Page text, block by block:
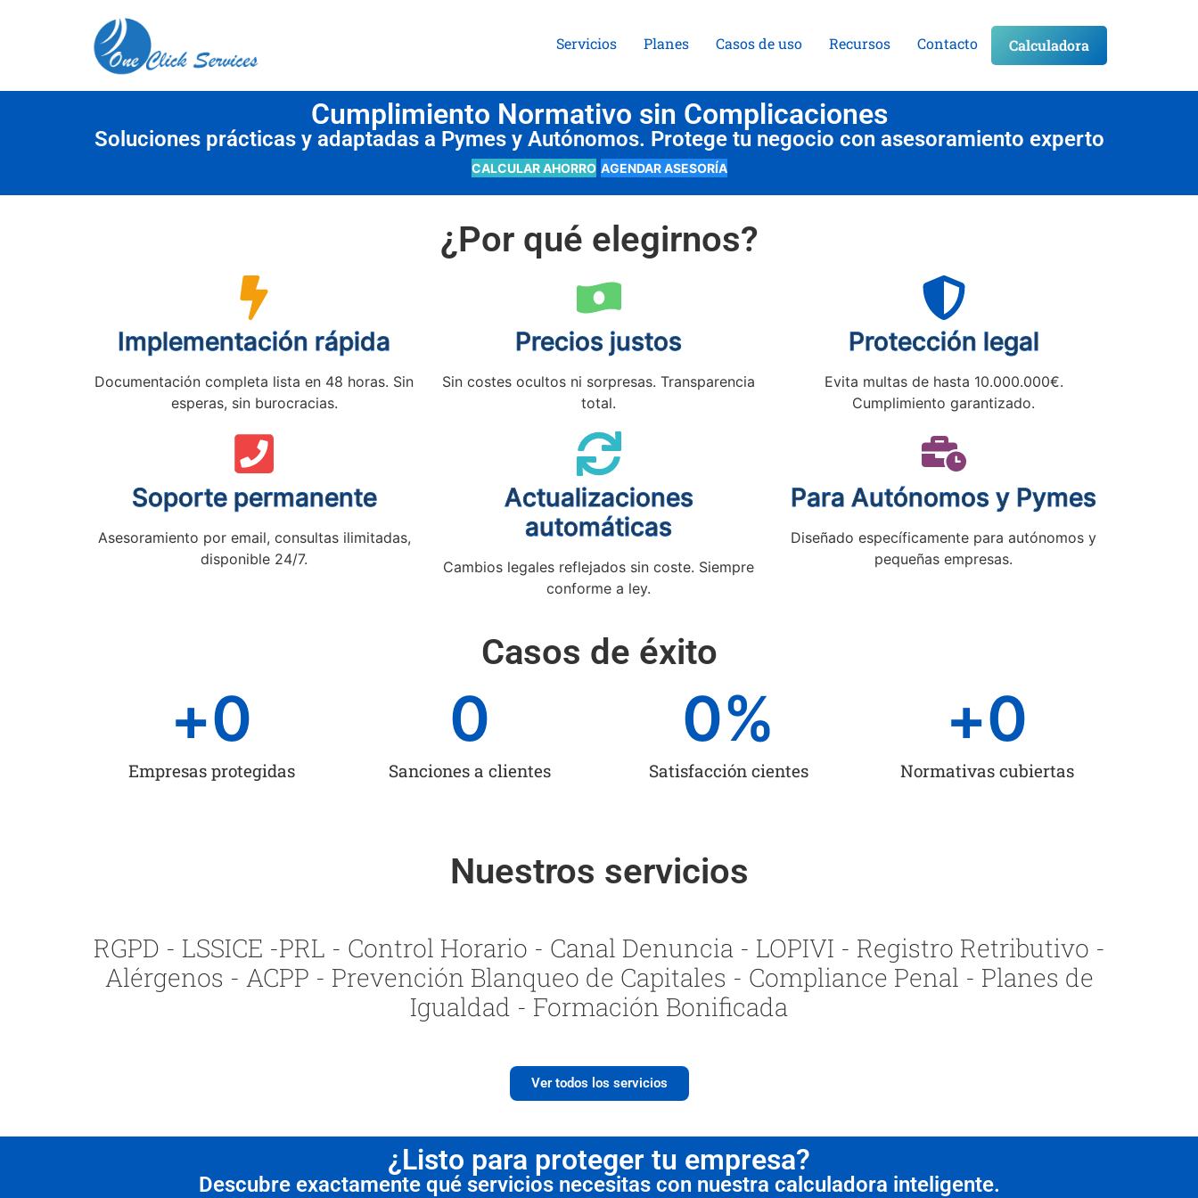
Servicios Planes Casos de uso Recursos Contacto Calculadora
Cumplimiento Normativo sin Complicaciones
Soluciones prácticas y adaptadas a Pymes y Autónomos. Protege tu negocio con asesoramiento experto
CALCULAR AHORRO AGENDAR ASESORÍA
¿Por qué elegirnos?
Implementación rápida
Documentación completa lista en 48 horas. Sin
esperas, sin burocracias.
Precios justos
Sin costes ocultos ni sorpresas. Transparencia
total.
Protección legal
Evita multas de hasta 10.000.000€.
Cumplimiento garantizado.
Soporte permanente
Asesoramiento por email, consultas ilimitadas,
disponible 24/7.
Actualizaciones
automáticas
Cambios legales reflejados sin coste. Siempre
conforme a ley.
Para Autónomos y Pymes
Diseñado específicamente para autónomos y
pequeñas empresas.
Casos de éxito
Empresas protegidas
+0
Sanciones a clientes
0
Satisfacción cientes
0%
Normativas cubiertas
+0
Nuestros servicios
RGPD - LSSICE -PRL - Control Horario - Canal Denuncia - LOPIVI - Registro Retributivo -
Alérgenos - ACPP - Prevención Blanqueo de Capitales - Compliance Penal - Planes de
Igualdad - Formación Bonificada
Ver todos los servicios
¿Listo para proteger tu empresa?
Descubre exactamente qué servicios necesitas con nuestra calculadora inteligente.